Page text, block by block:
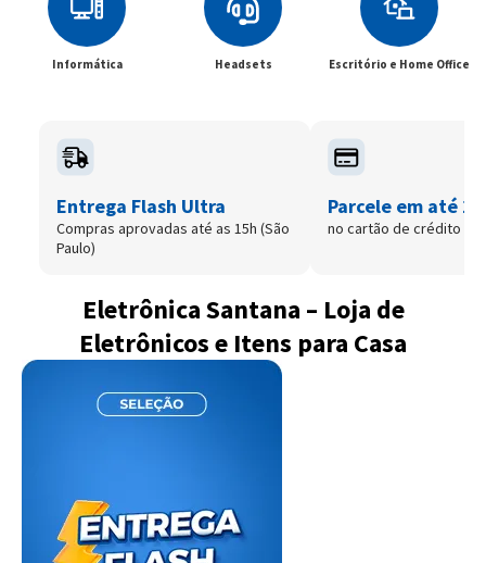
Informática Headsets Escritório e Home Office
Entrega Flash Ultra
Compras aprovadas até as 15h (São
Paulo)
Parcele em até
no cartão de crédito
Eletrônica Santana – Loja de
Eletrônicos e Itens para Casa